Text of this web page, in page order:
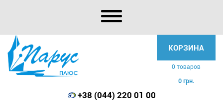
КОРЗИНА
0 товаров
0 грн.
+38 (044) 220 01 00